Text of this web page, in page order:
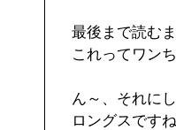
最後まで読む
これってワン
ん～、それに
ロングスです